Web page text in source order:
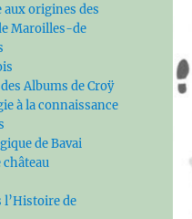
origines des
Maroilles-de
Albums de Croÿ
à la connaissance
de Bavai
château
l’Histoire de